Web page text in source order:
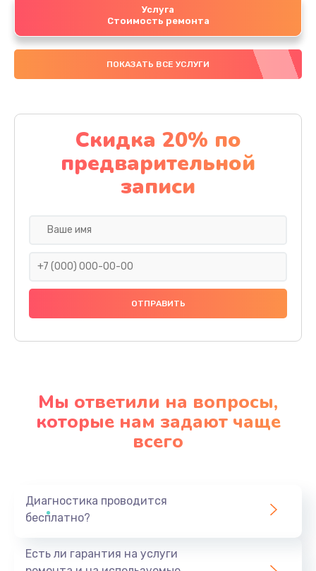
Услуга
Стоимость ремонта
ПОКАЗАТЬ ВСЕ УСЛУГИ
Скидка 20% по
предварительной
записи
Мы ответили на вопросы,
которые нам задают чаще
всего
Диагностика проводится
бесплатно?
Есть ли гарантия на услуги